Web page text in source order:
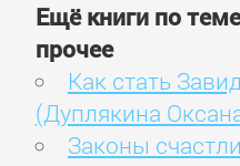
Ещё книги по
прочее
Как стать
(Дуплякина
Законы